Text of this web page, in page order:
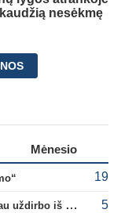
nesėkmę
Mėnesio
19
A. Tapinas atskleidė, kiek tiksliai „Žalgiris“ jau uždirbo iš UEFA premijų 5